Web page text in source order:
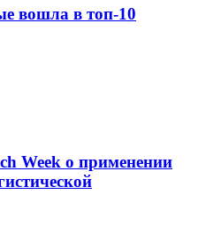
вошла в топ-10
Week о применении